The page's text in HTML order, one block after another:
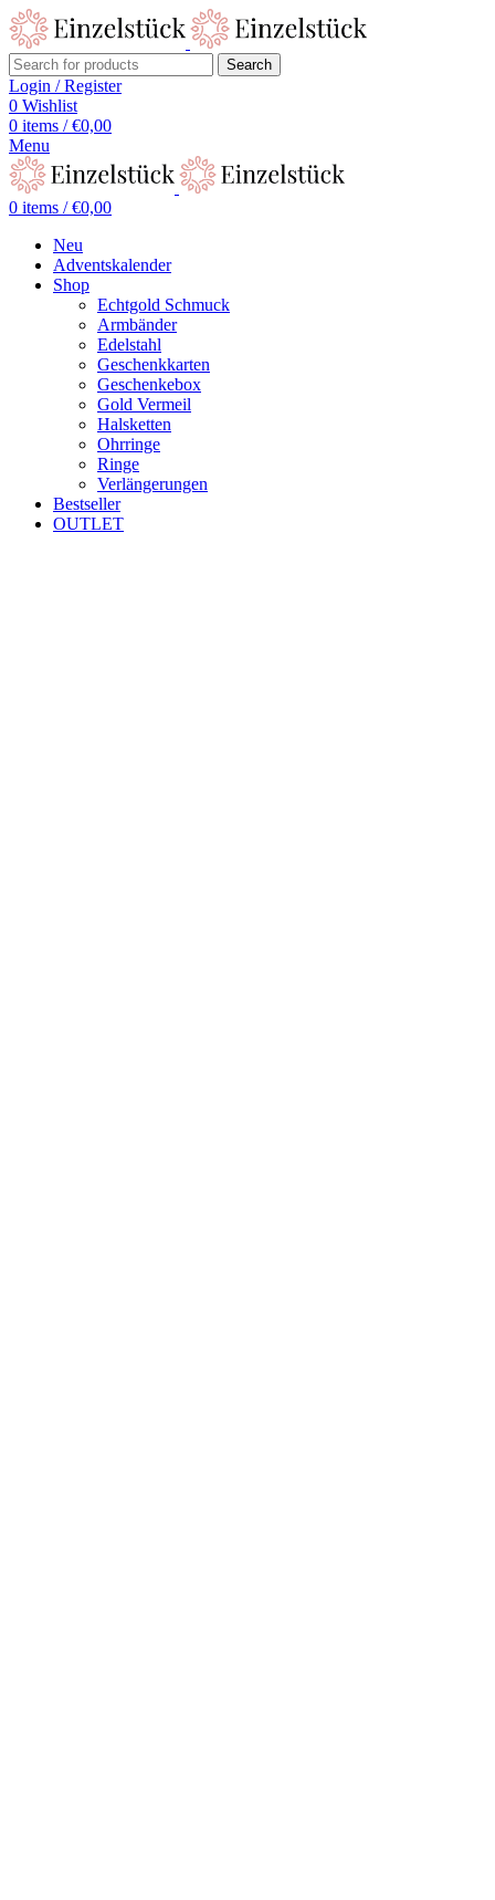
Search
Login / Register
0 Wishlist
0 items / €0,00
Menu
0 items / €0,00
Neu
Adventskalender
Shop
Echtgold Schmuck
Armbänder
Edelstahl
Geschenkkarten
Geschenkebox
Gold Vermeil
Halsketten
Ohrringe
Ringe
Verlängerungen
Bestseller
OUTLET